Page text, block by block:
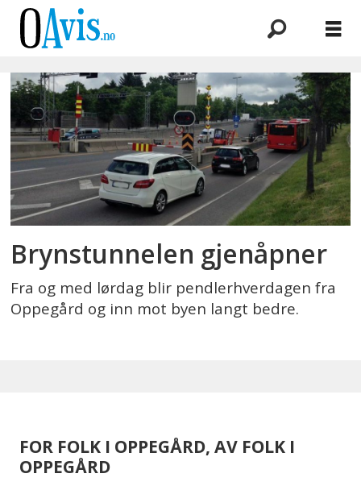
Emne:
brynstunnelen
Brynstunnelen gjenåpner
Fra og med lørdag blir pendlerhverdagen fra
Oppegård og inn mot byen langt bedre.
FOR FOLK I OPPEGÅRD, AV FOLK I
OPPEGÅRD